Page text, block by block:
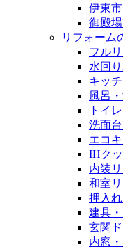
伊東市
御殿
リフォーム
フル
水回
キッ
風呂
トイ
洗面
エコ
IHク
内装
和室
押入
建具
玄関
内窓